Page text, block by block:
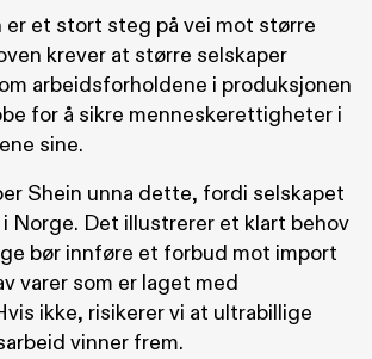
et stort steg på vei mot større
krever at større selskaper
arbeidsforholdene i produksjonen
for å sikre menneskerettigheter i
sine.
Shein unna dette, fordi selskapet
Norge. Det illustrerer et klart behov
bør innføre et forbud mot import
varer som er laget med
ikke, risikerer vi at ultrabillige
vinner frem.